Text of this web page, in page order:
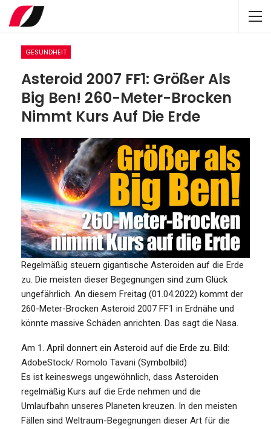
GESUNDHEIT
Asteroid 2007 FF1: Größer Als
Big Ben! 260-Meter-Brocken
Nimmt Kurs Auf Die Erde
Regelmäßig steuern gigantische Asteroiden auf die Erde
zu. Die meisten dieser Begegnungen sind zum Glück
ungefährlich. An diesem Freitag (01.04.2022) kommt der
260-Meter-Brocken Asteroid 2007 FF1 in Erdnähe und
könnte massive Schäden anrichten. Das sagt die Nasa.
Am 1. April donnert ein Asteroid auf die Erde zu. Bild:
AdobeStock/ Romolo Tavani (Symbolbild)
Es ist keineswegs ungewöhnlich, dass Asteroiden
regelmäßig Kurs auf die Erde nehmen und die
Umlaufbahn unseres Planeten kreuzen. In den meisten
Fällen sind Weltraum-Begegnungen dieser Art für die